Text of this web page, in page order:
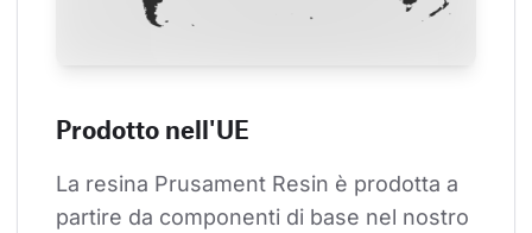
Prodotto nell'UE
La resina Prusament Resin è prodotta a
partire da componenti di base nel nostro